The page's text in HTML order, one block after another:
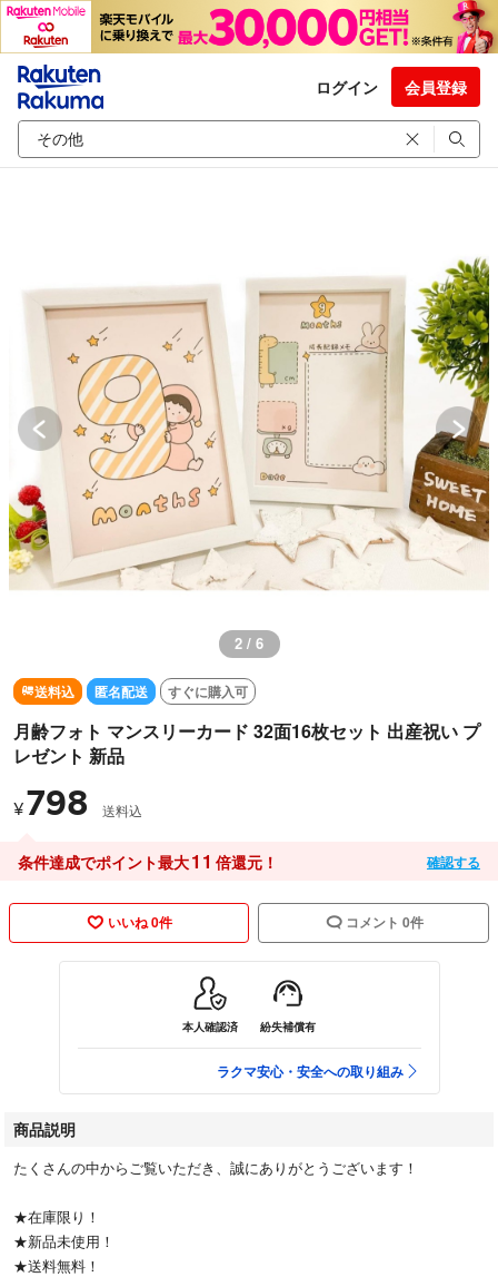
ログイン 会員登録
3 / 6
送料込 匿名配送 すぐに購入可
月齢フォト マンスリーカード 32面16枚セット 出産祝い プ
レゼント 新品
¥798 送料込
条件達成でポイント最大11 倍還元！ 確認する
いいね 0件 コメント 0件
本人確認済 紛失補償有
ラクマ安心・安全への取り組み
商品説明
たくさんの中からご覧いただき、誠にありがとうございます！
★在庫限り！
★新品未使用！
★送料無料！